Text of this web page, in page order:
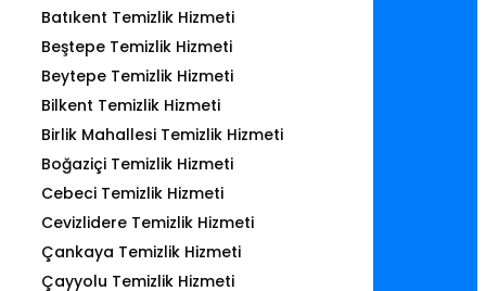
Batıkent Temizlik Hizmeti
Beştepe Temizlik Hizmeti
Beytepe Temizlik Hizmeti
Bilkent Temizlik Hizmeti
Birlik Mahallesi Temizlik Hizmeti
Boğaziçi Temizlik Hizmeti
Cebeci Temizlik Hizmeti
Cevizlidere Temizlik Hizmeti
Çankaya Temizlik Hizmeti
Çayyolu Temizlik Hizmeti